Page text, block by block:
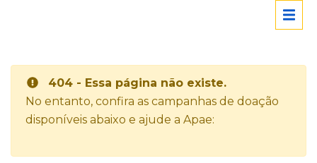
404 - Essa página não existe.
No entanto, confira as campanhas de doação
disponíveis abaixo e ajude a Apae: